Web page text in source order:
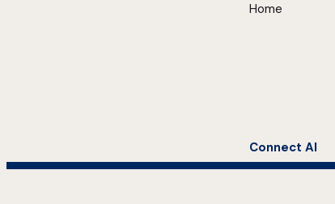
Home
Connect AI